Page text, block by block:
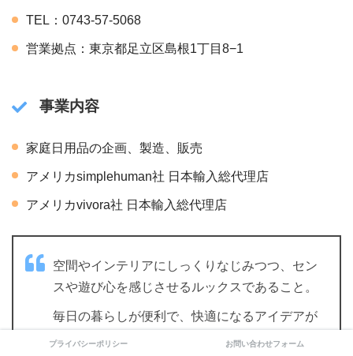
TEL：0743-57-5068
営業拠点：東京都足立区島根1丁目8−1
事業内容
家庭日用品の企画、製造、販売
アメリカsimplehuman社 日本輸入総代理店
アメリカvivora社 日本輸入総代理店
空間やインテリアにしっくりなじみつつ、セン
スや遊び心を感じさせるルックスであること。
毎日の暮らしが便利で、快適になるアイデアが
あって、使った時に「驚きと感動」を得られる
プライバシーポリシー お問い合わせフォーム